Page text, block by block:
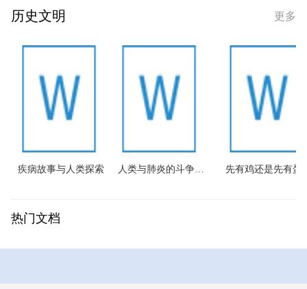
历史文明 更多
疾病故事与人类探索 人类与肺炎的斗争：一场持久战先有鸡还是先有蛋
热门文档